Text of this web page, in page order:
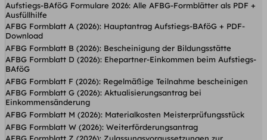
Aufstiegs-BAföG Formulare 2026: Alle AFBG-Formblätter als PDF +
Ausfüllhilfe
AFBG Formblatt A (2026): Hauptantrag Aufstiegs-BAföG + PDF-
Download
AFBG Formblatt B (2026): Bescheinigung der Bildungsstätte
AFBG Formblatt D (2026): Ehepartner-Einkommen beim Aufstiegs-
BAföG
AFBG Formblatt F (2026): Regelmäßige Teilnahme bescheinigen
AFBG Formblatt G (2026): Aktualisierungsantrag bei
Einkommensänderung
AFBG Formblatt M (2026): Materialkosten Meisterprüfungsstück
AFBG Formblatt W (2026): Weiterförderungsantrag